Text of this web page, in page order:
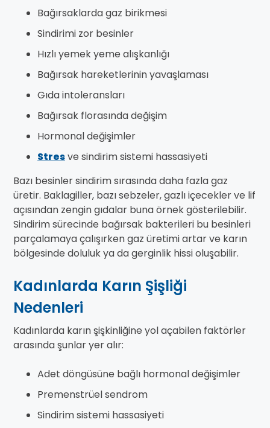
Bağırsaklarda gaz birikmesi
Sindirimi zor besinler
Hızlı yemek yeme alışkanlığı
Bağırsak hareketlerinin yavaşlaması
Gıda intoleransları
Bağırsak florasında değişim
Hormonal değişimler
Stresve sindirim sistemi hassasiyeti
Bazı besinler sindirim sırasında daha fazla gaz
üretir. Baklagiller, bazı sebzeler, gazlı içecekler ve lif
açısından zengin gıdalar buna örnek gösterilebilir.
Sindirim sürecinde bağırsak bakterileri bu besinleri
parçalamaya çalışırken gaz üretimi artar ve karın
bölgesinde doluluk ya da gerginlik hissi oluşabilir.
Kadınlarda Karın Şişliği
Nedenleri
Kadınlarda karın şişkinliğine yol açabilen faktörler
arasında şunlar yer alır:
Adet döngüsüne bağlı hormonal değişimler
Premenstrüel sendrom
Sindirim sistemi hassasiyeti